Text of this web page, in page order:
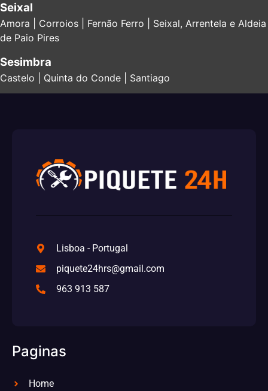
Seixal
Amora | Corroios | Fernão Ferro | Seixal, Arrentela e Aldeia
de Paio Pires
Sesimbra
Castelo | Quinta do Conde | Santiago
Lisboa - Portugal
piquete24hrs@gmail.com
963 913 587
Paginas
Home